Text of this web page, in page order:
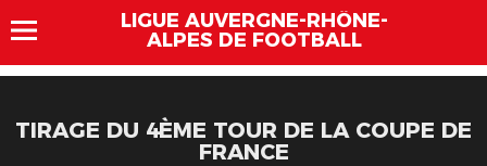
LIGUE AUVERGNE-RHÔNE-
ALPES DE FOOTBALL
TIRAGE DU 4ÈME TOUR DE LA COUPE DE
FRANCE